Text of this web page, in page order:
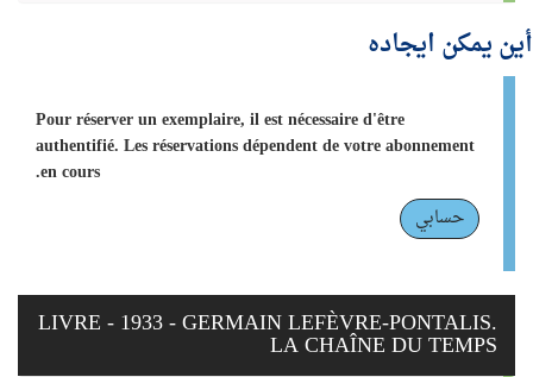
أين يمكن ايجاده
Pour réserver un exemplaire, il est nécessaire d'être
authentifié. Les réservations dépendent de votre abonnement
en cours.
حسابي
LIVRE - 1933 - GERMAIN LEFÈVRE-PONTALIS.
LA CHAÎNE DU TEMPS